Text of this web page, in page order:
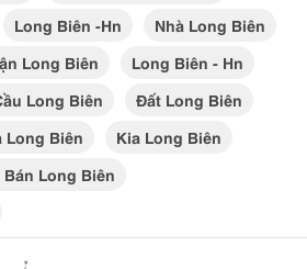
Long Biên -hn
Nhà Long Biên
Long Biên
Long Biên - Hn
Long Biên
Đất Long Biên
Long Biên
Kia Long Biên
Long Biên